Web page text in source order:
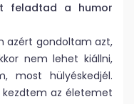
feladtad a humor
azért gondoltam azt,
nem lehet kiállni,
most hülyéskedjél.
az életemet